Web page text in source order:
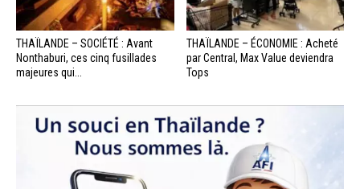
THAÏLANDE – SOCIÉTÉ : Avant
Nonthaburi, ces cinq fusillades
majeures qui...
THAÏLANDE – ÉCONOMIE : Acheté
par Central, Max Value deviendra
Tops